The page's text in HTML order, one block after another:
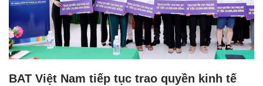
BAT Việt Nam tiếp tục trao quyền kinh tế